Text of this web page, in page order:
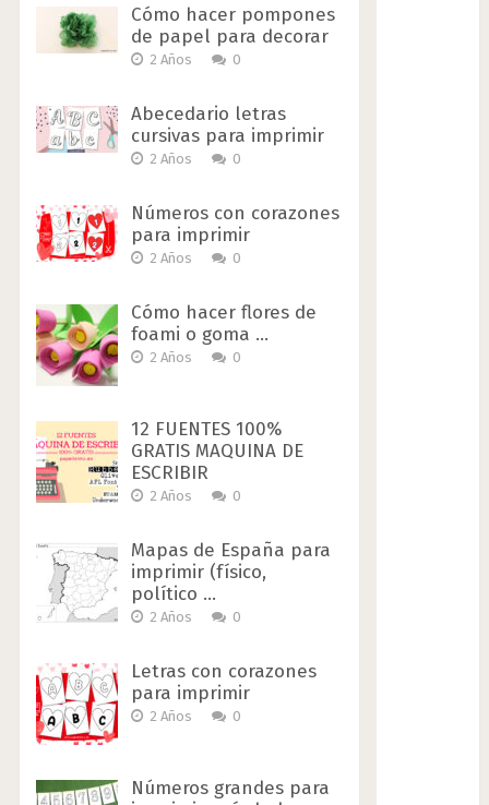
Cómo hacer pompones
de papel para decorar
2 Años 0
Abecedario letras
cursivas para imprimir
2 Años 0
Números con corazones
para imprimir
2 Años 0
Cómo hacer flores de
foami o goma …
2 Años 0
12 FUENTES 100%
GRATIS MAQUINA DE
ESCRIBIR
2 Años 0
Mapas de España para
imprimir (físico,
político …
2 Años 0
Letras con corazones
para imprimir
2 Años 0
Números grandes para